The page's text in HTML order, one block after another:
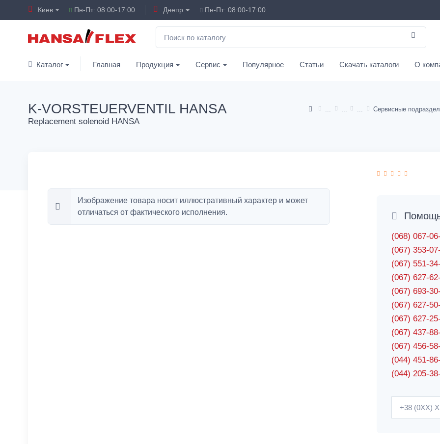
Киев Пн-Пт: 08:00-17:00 Днепр Пн-Пт: 08:00-17:00
Каталог Главная Продукция Сервис Популярное Статьи Скачать каталоги О
K-VORSTEUERVENTIL HANSA
Replacement solenoid HANSA
Изображение товара носит иллюстративный характер и может
отличаться от фактического исполнения.
(068) 067-
(067) 353-
(067) 551-
(067) 627-
(067) 693-
(067) 627-
(067) 627-
(067) 437-
(067) 456-
(044) 451-
(044) 205-